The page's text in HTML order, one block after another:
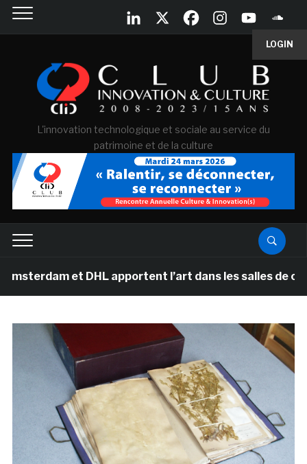
LOGIN
L'innovation technologique et sociale au service du
patrimoine et de la culture
et DHL apportent l’art dans les salles de classe